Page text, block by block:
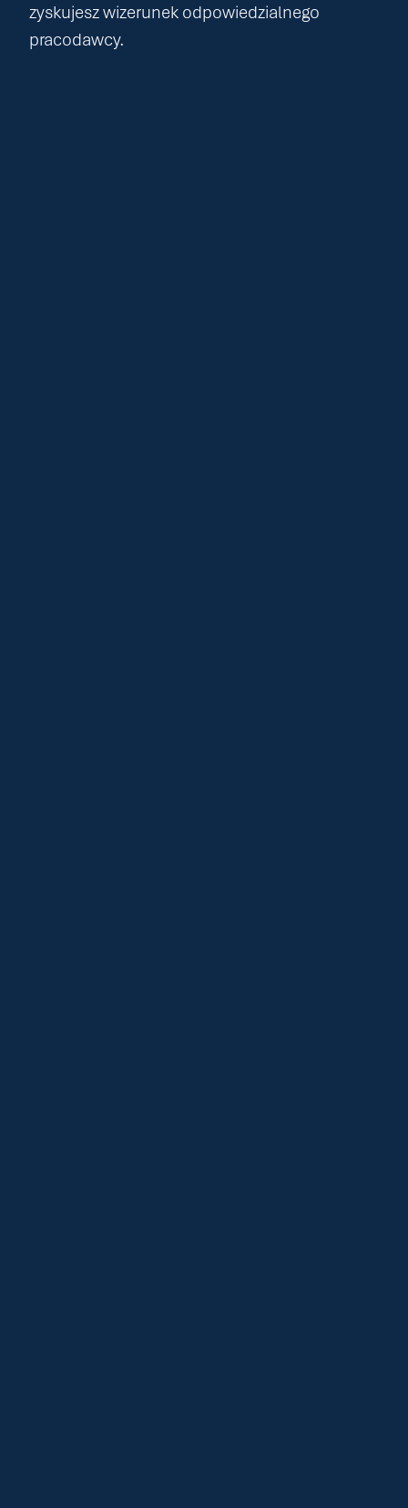
zyskujesz wizerunek odpowiedzialnego
pracodawcy.